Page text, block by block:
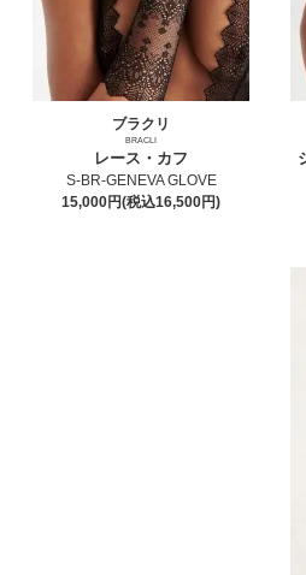
ブラクリ
BRACLI
レース・カフ
S-BR-GENEVA GLOVE
15,000円(税込16,500円)